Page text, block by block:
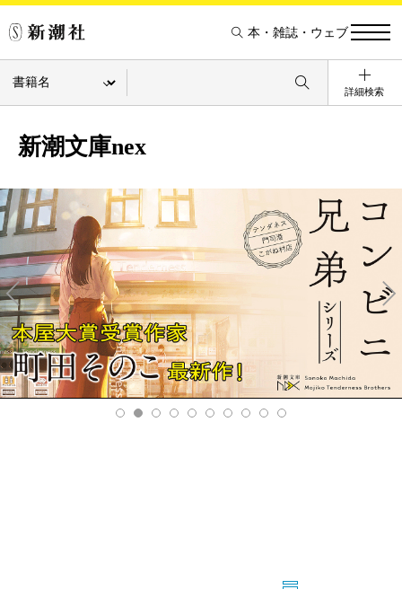
本・雑誌・ウェブ
詳細検索
新潮文庫nex
Pre
v
xt